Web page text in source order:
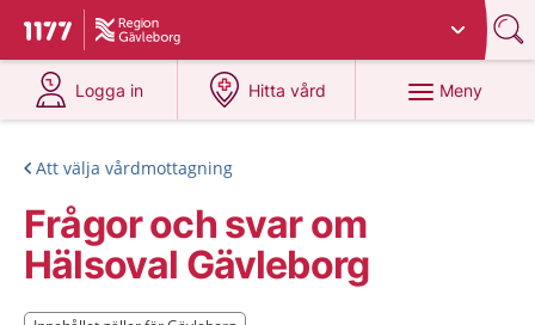
Till startsidan för 1177
Du har valt region
Logga in
på 1177.se
Hitta vård
på 1177.se
Meny
Att välja vårdmottagning
Frågor och svar om
Hälsoval Gävleborg